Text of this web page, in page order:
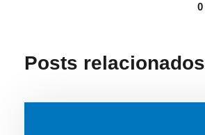
0
Posts relacionados